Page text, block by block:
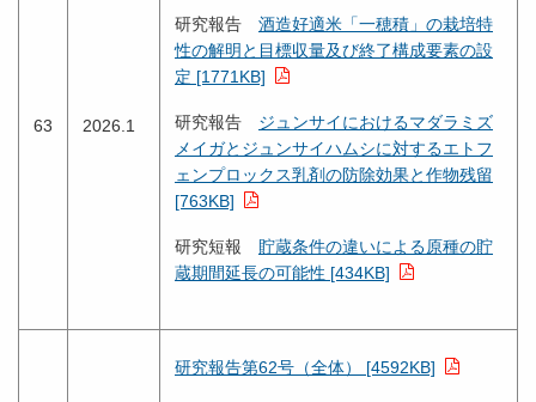
63 2026.1
研究報告 酒造好適米「一穂積」の栽培特
性の解明と目標収量及び終了構成要素の設
定 [1771KB]
研究報告 ジュンサイにおけるマダラミズ
メイガとジュンサイハムシに対するエトフ
ェンプロックス乳剤の防除効果と作物残留
[763KB]
研究短報 貯蔵条件の違いによる原種の貯
蔵期間延長の可能性 [434KB]
研究報告第62号（全体） [4592KB]